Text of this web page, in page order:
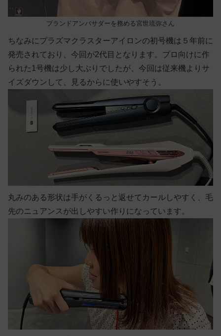
ブランドアンバサダーを務める宮世琉弥さん
ちなみにプラズマクラスターアイロンの初号機は５年前に
発売されており、今回が2代目となります。プロ向けに作
られた1号機は少し大ぶりでしたが、今回は従来機よりサ
イズダウンして、見るからに使いやすそう。
丸みのある形状は手がくるっと返せてカールしやすく、毛
先のニュアンスが出しやすい作りになっています。